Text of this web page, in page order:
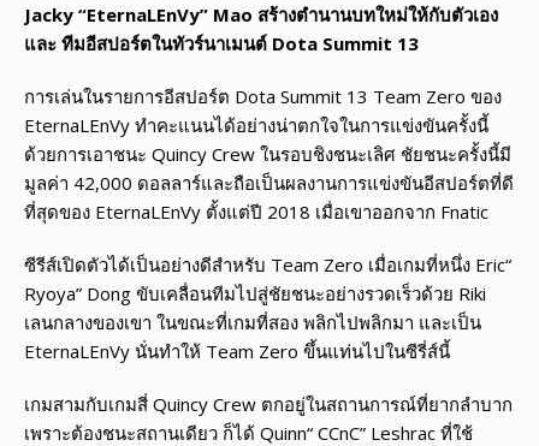
Jacky “EternaLEnVy” Mao สร้างตำนานบทใหม่ให้กับตัวเอง
และ ทีมอีสปอร์ตในทัวร์นาเมนต์ Dota Summit 13
การเล่นในรายการอีสปอร์ต Dota Summit 13 Team Zero ของ
EternaLEnVy ทำคะแนนได้อย่างน่าตกใจในการแข่งขันครั้งนี้
ด้วยการเอาชนะ Quincy Crew ในรอบชิงชนะเลิศ ชัยชนะครั้งนี้มี
มูลค่า 42,000 ดอลลาร์และถือเป็นผลงานการแข่งขันอีสปอร์ตที่ดี
ที่สุดของ EternaLEnVy ตั้งแต่ปี 2018 เมื่อเขาออกจาก Fnatic
ซีรีส์เปิดตัวได้เป็นอย่างดีสำหรับ Team Zero เมื่อเกมที่หนึ่ง Eric“
Ryoya” Dong ขับเคลื่อนทีมไปสู่ชัยชนะอย่างรวดเร็วด้วย Riki
เลนกลางของเขา ในขณะที่เกมที่สอง พลิกไปพลิกมา และเป็น
EternaLEnVy นั่นทำให้ Team Zero ขึ้นแท่นไปในซีรี่ส์นี้
เกมสามกับเกมสี่ Quincy Crew ตกอยู่ในสถานการณ์ที่ยากลำบาก
เพราะต้องชนะสถานเดียว ก็ได้ Quinn“ CCnC” Leshrac ที่ใช้